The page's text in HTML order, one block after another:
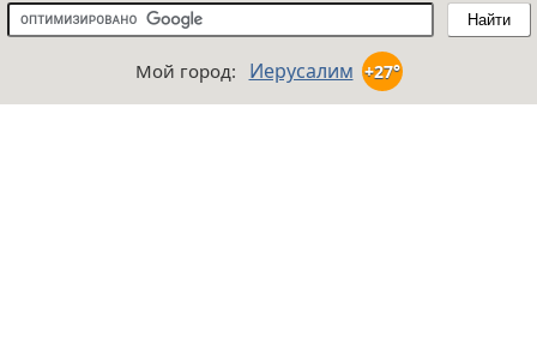
Найти
ИЗРАИЛЬ
ЕВРОПА
Мой город: Иерусалим +27°